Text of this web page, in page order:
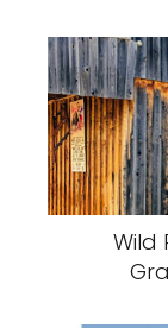
Wild